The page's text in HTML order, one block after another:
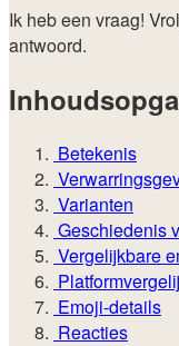
Ik heb een vraag!
antwoord.
Betekenis
Varianten
Geschiedenis
Vergelijkbare
Emoji-details
Reacties